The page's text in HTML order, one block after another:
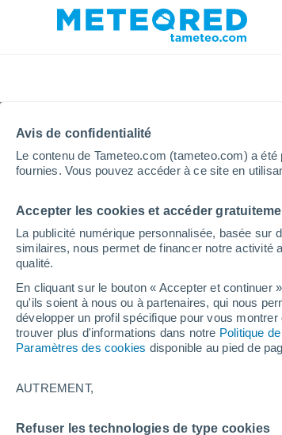
Avis de confidentialité
Le contenu de Tameteo.com (tameteo.com) a
fournies. Vous pouvez accéder à ce site en
Accepter les cookies et accéder
La publicité numérique personnalisée, basée sur
similaires, nous permet de financer notre activité
qualité.
En cliquant sur le bouton « Accepter et
qu'ils soient à nous ou à partenaires, qui nous
développer un profil spécifique pour vous
trouver plus d'informations dans notre Politique
Paramètres des cookies disponible au pied de
AUTREMENT,
Refuser les technologies de type cookies
Accueil Maroc Doukkala-Abda
La météo dans
Doukkala-Abda
Toutes les localités de Doukkala-
E - S T - Z
La météo dans les
Ait Rkha